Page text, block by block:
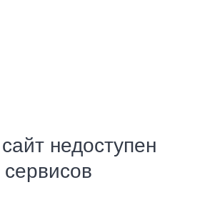
недоступен